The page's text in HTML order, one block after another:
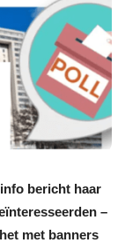
bericht haar
–
met banners